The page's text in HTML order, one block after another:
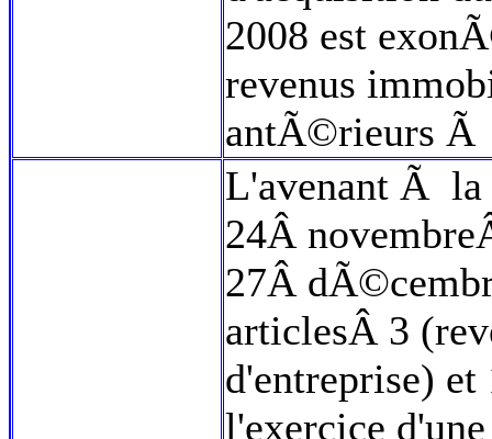
2008 est
revenus
antÃ©rieurs Ã
L'avenant Ã la
24Â
27Â
articlesÂ 3
d'entreprise) et
l'exercice